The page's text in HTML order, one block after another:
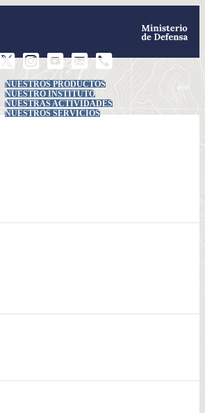
NUESTROS PRODUCTOS
NUESTRO INSTITUTO
NUESTRAS ACTIVIDADES
NUESTROS SERVICIOS